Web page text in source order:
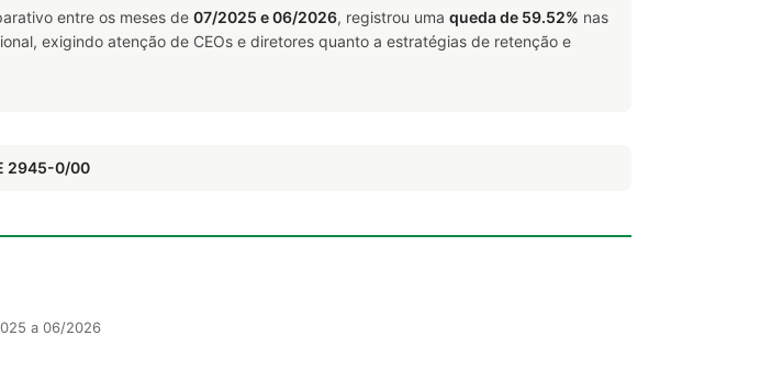
entre os meses de 07/2025 e 06/2026, registrou uma queda de 59.52% nas
exigindo atenção de CEOs e diretores quanto a estratégias de retenção e
2945-0/00
a 06/2026